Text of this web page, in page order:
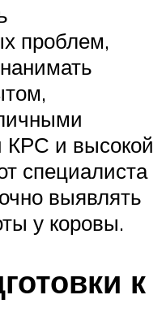
проблем,
КРС и высокой
специалиста
выявлять
у коровы.
к